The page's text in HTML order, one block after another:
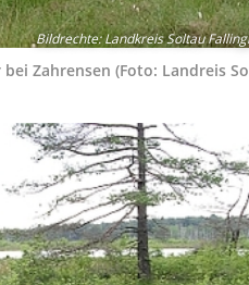
Bildrechte:Landkreis Soltau
Zahrensen (Foto: Landreis